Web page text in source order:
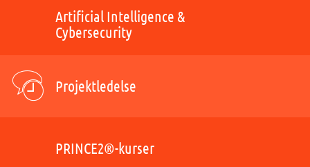
Artificial Intelligence &
Cybersecurity
Projektledelse
PRINCE2®-kurser